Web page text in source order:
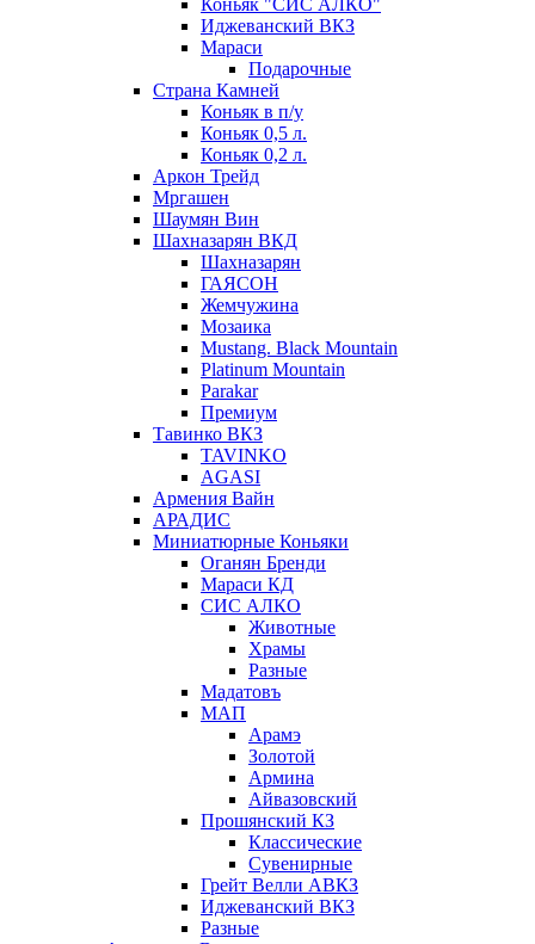
Коньяк "СИС АЛКО"
Иджеванский ВКЗ
Мараси
Подарочные
Страна Камней
Коньяк в п/у
Коньяк 0,5 л.
Коньяк 0,2 л.
Аркон Трейд
Мргашен
Шаумян Вин
Шахназарян ВКД
Шахназарян
ГАЯСОН
Жемчужина
Мозаика
Mustang. Black Mountain
Platinum Mountain
Parakar
Премиум
Тавинко ВКЗ
TAVINKO
AGASI
Армения Вайн
АРАДИС
Миниатюрные Коньяки
Оганян Бренди
Мараси КД
СИС АЛКО
Животные
Храмы
Разные
Мадатовъ
МАП
Арамэ
Золотой
Армина
Айвазовский
Прошянский КЗ
Классические
Сувенирные
Грейт Велли АВКЗ
Иджеванский ВКЗ
Разные